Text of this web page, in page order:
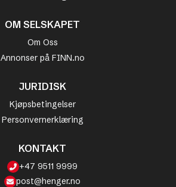
OM SELSKAPET
Om Oss
Annonser på FINN.no
JURIDISK
Kjøpsbetingelser
Personvernerklæring
KONTAKT
+47 9511 9999
post@henger.no